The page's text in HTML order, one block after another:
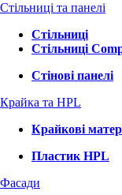
Стільниці та панелі
Стільниці
Стільниці
Стінові панелі
Крайка та HPL
Крайкові
Пластик HPL
Фасади